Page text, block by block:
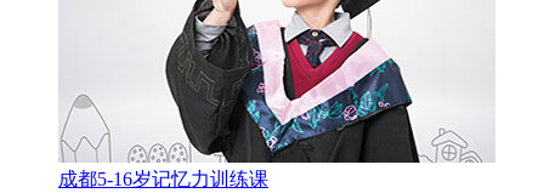
成都5-16岁记忆力训练课